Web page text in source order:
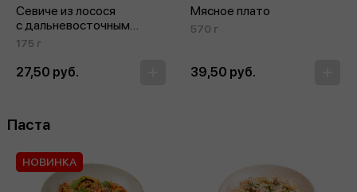
Севиче из лосося
с дальневосточным
гребешком
175 г
27,50 руб.
Мясное плато
570 г
39,50 руб.
Паста
НОВИНКА